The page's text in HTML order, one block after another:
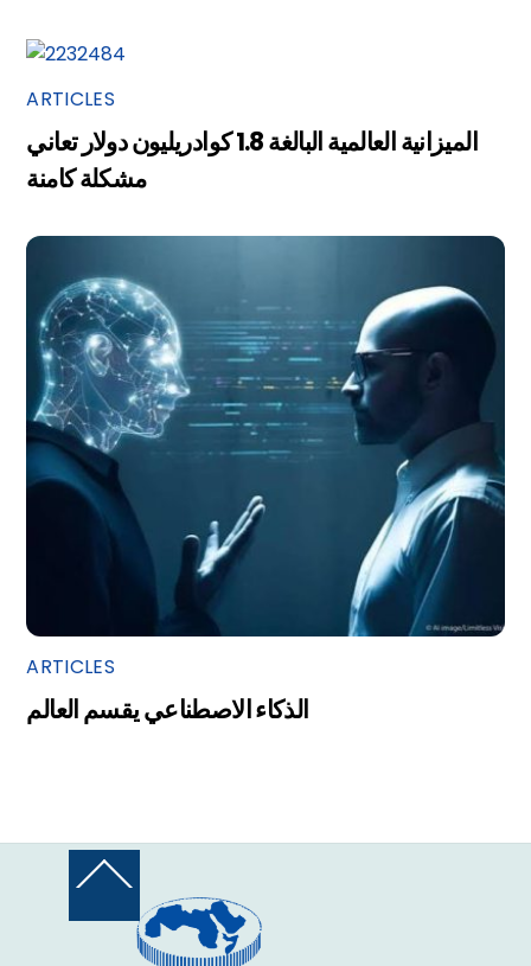
ARTICLES
الميزانية العالمية البالغة 1.8 كوادريليون دولار تعاني
مشكلة كامنة
ARTICLES
الذكاء الاصطناعي يقسم العالم
Back
Top